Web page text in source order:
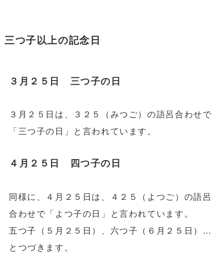
三つ子以上の記念日
３月２５日 三つ子の日
３月２５日は、３２５（みつご）の語呂合わせで
「三つ子の日」と言われています。
４月２５日 四つ子の日
同様に、４月２５日は、４２５（よつご）の語呂
合わせで「よつ子の日」と言われています。
五つ子（５月２５日）、六つ子（６月２５日）…
とつづきます。